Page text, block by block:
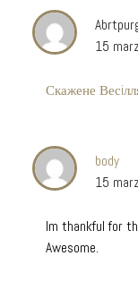
15
Скажене
body
15
Im thankful for
Awesome.